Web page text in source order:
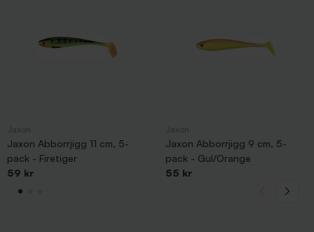
Jaxon Abborrjigg 11 cm, 5-
pack - Firetiger
59 kr
Jaxon Abborrjigg 9 cm, 5-
pack - Gul/Orange
55 kr